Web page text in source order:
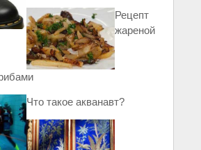
Рецепт
жареной
Что такое акванавт?